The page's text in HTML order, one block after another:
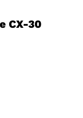
CX-30